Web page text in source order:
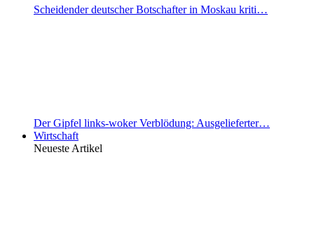
Scheidender deutscher Botschafter in Moskau kriti…
Der Gipfel links-woker Verblödung: Ausgelieferter…
Wirtschaft
Neueste Artikel